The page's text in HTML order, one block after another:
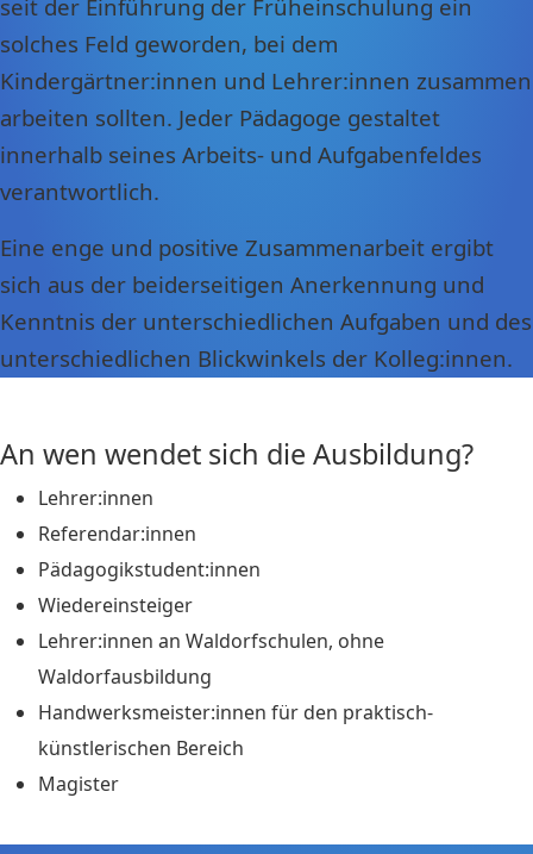
seit der Einführung der Früheinschulung ein
solches Feld geworden, bei dem
Kindergärtner:innen und Lehrer:innen zusammen
arbeiten sollten. Jeder Pädagoge gestaltet
innerhalb seines Arbeits- und Aufgabenfeldes
verantwortlich.
Eine enge und positive Zusammenarbeit ergibt
sich aus der beiderseitigen Anerkennung und
Kenntnis der unterschiedlichen Aufgaben und des
unterschiedlichen Blickwinkels der Kolleg:innen.
An wen wendet sich die Ausbildung?
Lehrer:innen
Referendar:innen
Pädagogikstudent:innen
Wiedereinsteiger
Lehrer:innen an Waldorfschulen, ohne
Waldorfausbildung
Handwerksmeister:innen für den praktisch-
künstlerischen Bereich
Magister